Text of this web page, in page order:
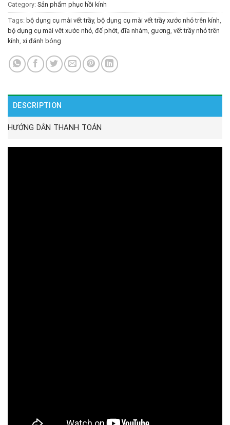
Category: Sản phẩm phục hồi kính
Tags: bộ dụng cụ mài vết trầy, bộ dụng cụ mài vết trầy xước nhỏ trên kính,
bộ dụng cụ mài vêt xước nhỏ, đế phớt, đĩa nhám, gương, vết trầy nhỏ trên
kính, xi đánh bóng
DESCRIPTION
HƯỚNG DẪN THANH TOÁN